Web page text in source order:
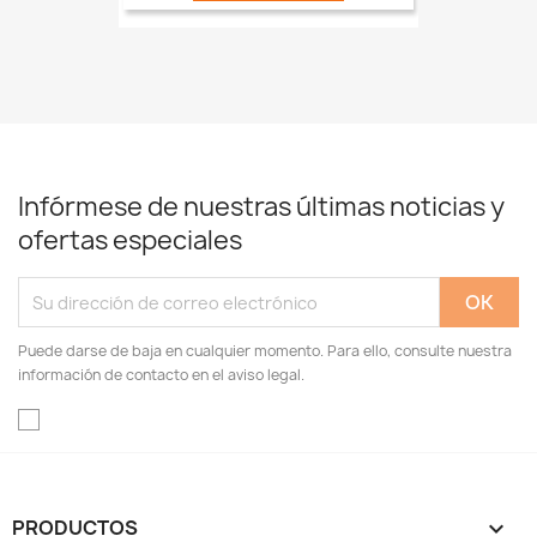
Infórmese de nuestras últimas noticias y
ofertas especiales
Puede darse de baja en cualquier momento. Para ello, consulte nuestra
información de contacto en el aviso legal.
PRODUCTOS 